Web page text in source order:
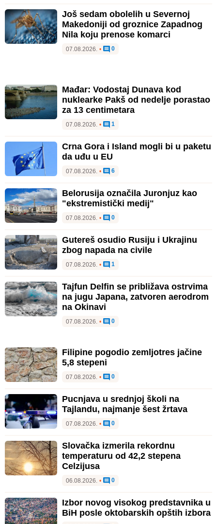
Još sedam obolelih u Severnoj
Makedoniji od groznice Zapadnog
Nila koju prenose komarci
07.08.2026. • 0
Mađar: Vodostaj Dunava kod
nuklearke Pakš od nedelje porastao
za 13 centimetara
07.08.2026. • 1
Crna Gora i Island mogli bi u paketu
da uđu u EU
07.08.2026. • 6
Belorusija označila Juronjuz kao
"ekstremistički medij"
07.08.2026. • 0
Gutereš osudio Rusiju i Ukrajinu
zbog napada na civile
07.08.2026. • 1
Tajfun Delfin se približava ostrvima
na jugu Japana, zatvoren aerodrom
na Okinavi
07.08.2026. • 0
Filipine pogodio zemljotres jačine
5,8 stepeni
07.08.2026. • 0
Pucnjava u srednjoj školi na
Tajlandu, najmanje šest žrtava
07.08.2026. • 0
Slovačka izmerila rekordnu
temperaturu od 42,2 stepena
Celzijusa
06.08.2026. • 0
Izbor novog visokog predstavnika u
BiH posle oktobarskih opštih izbora